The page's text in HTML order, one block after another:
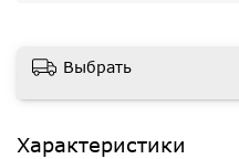
Выбрать
Характеристики